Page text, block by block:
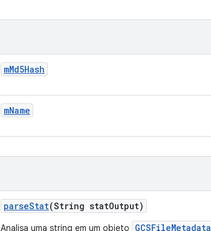
mMd5Hash
mName
parseStat(String statOutput)
Analisa uma string em um objeto GCSFileMetadata